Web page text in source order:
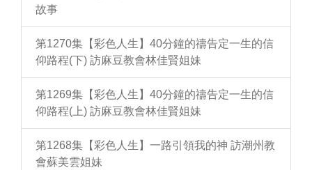
故事
第1270集【彩色人生】40分鐘的禱告定一生的信
仰路程(下) 訪麻豆教會林佳賢姐妹
第1269集【彩色人生】40分鐘的禱告定一生的信
仰路程(上) 訪麻豆教會林佳賢姐妹
第1268集【彩色人生】一路引領我的神 訪潮州教
會蘇美雲姐妹